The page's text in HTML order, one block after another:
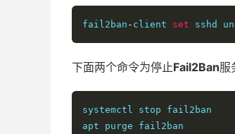
fail2ban - client set sshd
下面两个命令为停止Fail2Ban服
systemctl stop fail2ban
apt purge fail2ban